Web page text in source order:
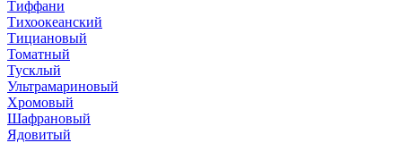
Тиффани
Тихоокеанский
Тициановый
Томатный
Тусклый
Ультрамариновый
Хромовый
Шафрановый
Ядовитый